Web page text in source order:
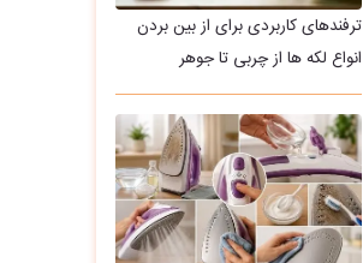
ترفندهای کاربردی برای از بین بردن
انواع لکه ها از چربی تا جوهر